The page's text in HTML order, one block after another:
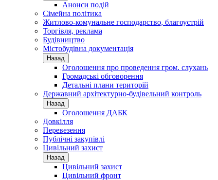
Анонси подій
Сімейна політика
Житлово-комунальне господарство, благоустрій
Торгівля, реклама
Будівництво
Містобудівна документація
Назад
Оголошення про проведення гром. слухань
Громадські обговорення
Детальні плани територій
Державний архітектурно-будівельний контроль
Назад
Оголошення ДАБК
Довкілля
Перевезення
Публічні закупівлі
Цивільний захист
Назад
Цивільний захист
Цивільний фронт